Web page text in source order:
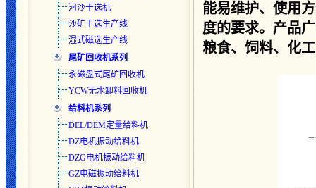
河沙干选机
沙矿干选生产线
湿式磁选生产线
尾矿回收机系列
永磁盘式尾矿回收机
YCW无水卸料回收机
给料机系列
DEL/DEM定量给料机
DZ电机振动给料机
DZG电机振动给料机
GZ电磁振动给料机
能易维护、使用
度的要求。产品
粮食、饲料、化